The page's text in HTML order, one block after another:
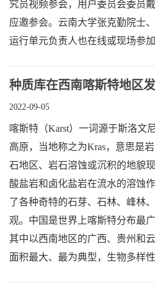
究员视频参会，用户委员会委员
应邀参会。云南大学张克勤院士
运行单元负责人也在线或现场参
种质库在西南喀斯特地区
2022-09-05
喀斯特（Karst）一词源于斯洛文
高原，当地称之为Kras，意思是
石地区、岩石溶蚀或沉积的地貌
酸盐岩和卤化盐岩在流水的溶蚀
了各种奇特的石芽、石林、峰林
观。中国是世界上喀斯特分布最
其中以西南地区的广西、贵州和
面积最大、最为典型，生物多样